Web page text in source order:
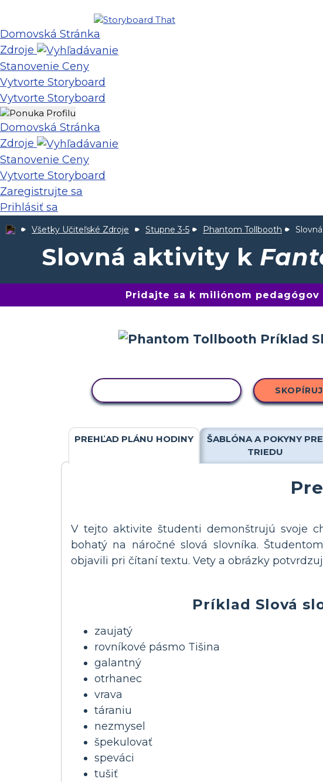
Domovská Stránka
Zdroje
Stanovenie Ceny
Vytvorte Storyboard
Vytvorte Storyboard
Domovská Stránka
Zdroje
Stanovenie Ceny
Vytvorte Storyboard
Zaregistrujte sa
Prihlásiť sa
Všetky Učiteľské Zdroje Stupne 3-5 Phantom Tollbooth
Slovná aktivity k
Pridajte sa k miliónom pedagógov
PREHĽAD PLÁNU HODINY
ŠABLÓNA A POKYNY PRE
TRIEDU
V tejto aktivite študenti demonštrujú svoje
bohatý na náročné slová slovníka.
objavili pri čítaní textu. Vety a obrázky
Príklad Slová
zaujatý
rovníkové pásmo Tišina
galantný
otrhanec
vrava
táraniu
nezmysel
špekulovať
speváci
tušiť